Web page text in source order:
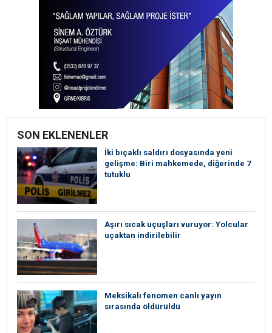
SON EKLENENLER
İki bıçaklı saldırı dosyasında yeni
gelişme: Biri mahkemede, diğerinde 7
tutuklu
Aşırı sıcak uçuşları vuruyor: Yolcular
uçaktan indirilebilir
Meksikalı fenomen canlı yayın
sırasında öldürüldü